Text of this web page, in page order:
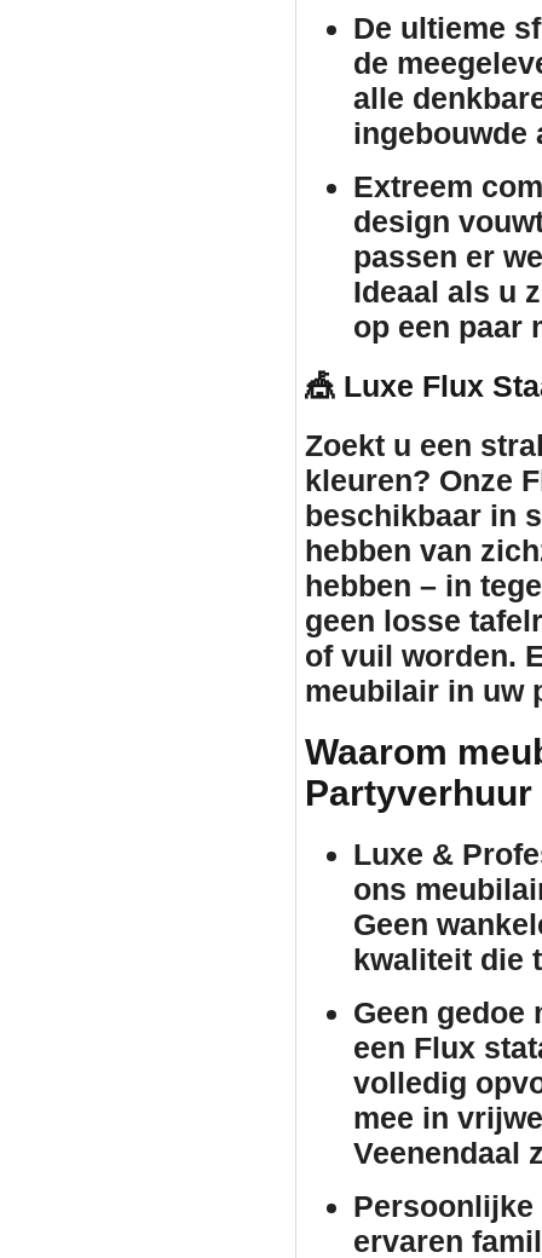
De ultieme
de
alle
ingebouwde
Extreem
design
passen er
Ideaal als u
op een paar
🎪 Luxe Flux
Zoekt u een
kleuren? Onze
beschikbaar in
hebben van
hebben – in
geen losse
of vuil worden.
meubilair in uw
Waarom
Partyverhuur
Luxe &
ons
Geen
kwaliteit die
Geen gedoe
een Flux
volledig
mee in
Veenendaal
ervaren